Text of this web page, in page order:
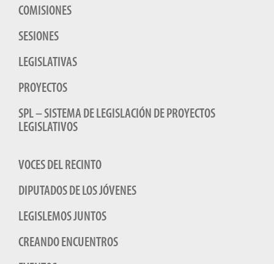
COMISIONES
SESIONES
LEGISLATIVAS
PROYECTOS
SPL – SISTEMA DE LEGISLACIÓN DE PROYECTOS
LEGISLATIVOS
VOCES DEL RECINTO
DIPUTADOS DE LOS JÓVENES
LEGISLEMOS JUNTOS
CREANDO ENCUENTROS